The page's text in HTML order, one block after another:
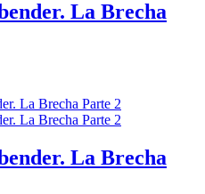
La Brecha
La Brecha